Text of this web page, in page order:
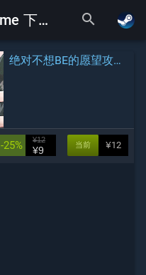
标签 Angel Fox Game 下的Galgame search
绝对不想BE的愿望攻略法
¥12
当前
-25% ¥12
¥9